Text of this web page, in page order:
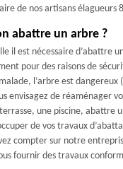
de nos artisans élagueurs
abattre un arbre ?
il est nécessaire d’abattre
pour des raisons de
l’arbre est dangereux
envisagez de réaménager
une piscine, abattre
de vos travaux
compter sur notre
fournir des travaux